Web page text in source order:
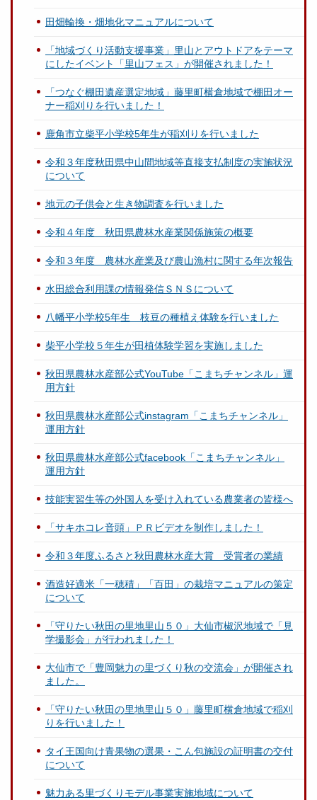
田畑輪換・畑地化マニュアルについて
「地域づくり活動支援事業」里山とアウトドアをテーマ
にしたイベント「里山フェス」が開催されました！
「つなぐ棚田遺産選定地域」藤里町横倉地域で棚田オー
ナー稲刈りを行いました！
鹿角市立柴平小学校5年生が稲刈りを行いました
令和３年度秋田県中山間地域等直接支払制度の実施状況
について
地元の子供会と生き物調査を行いました
令和４年度 秋田県農林水産業関係施策の概要
令和３年度 農林水産業及び農山漁村に関する年次報告
水田総合利用課の情報発信ＳＮＳについて
八幡平小学校5年生 枝豆の種植え体験を行いました
柴平小学校５年生が田植体験学習を実施しました
秋田県農林水産部公式YouTube「こまちチャンネル」運
用方針
秋田県農林水産部公式instagram「こまちチャンネル」
運用方針
秋田県農林水産部公式facebook「こまちチャンネル」
運用方針
技能実習生等の外国人を受け入れている農業者の皆様へ
「サキホコレ音頭」ＰＲビデオを制作しました！
令和３年度ふるさと秋田農林水産大賞 受賞者の業績
酒造好適米「一穂積」「百田」の栽培マニュアルの策定
について
「守りたい秋田の里地里山５０」大仙市椒沢地域で「見
学撮影会」が行われました！
大仙市で「豊岡魅力の里づくり秋の交流会」が開催され
ました。
「守りたい秋田の里地里山５０」藤里町横倉地域で稲刈
りを行いました！
タイ王国向け青果物の選果・こん包施設の証明書の交付
について
魅力ある里づくりモデル事業実施地域について